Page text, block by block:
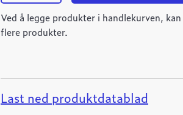
Flensepakning
DN450
EPDM
PN10
Ved å legge produkter i handlekurven,
flere produkter.
Last ned produktdatablad